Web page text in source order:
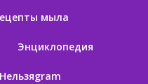
мыла
Энциклопедия
Нельзяgram